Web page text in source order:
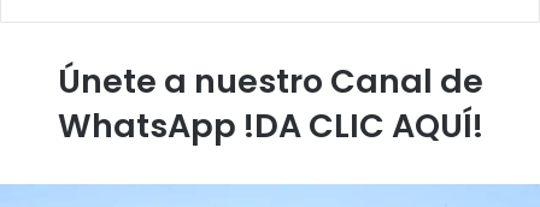
Únete a nuestro Canal de
WhatsApp !DA CLIC AQUÍ!